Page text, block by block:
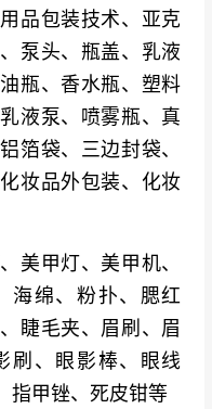
品包装技术、亚克
泵头、瓶盖、乳液
瓶、香水瓶、塑料
液泵、喷雾瓶、真
箔袋、三边封袋、
妆品外包装、化妆
美甲灯、美甲机、
海绵、粉扑、腮红
睫毛夹、眉刷、眉
刷、眼影棒、眼线
指甲锉、死皮钳等